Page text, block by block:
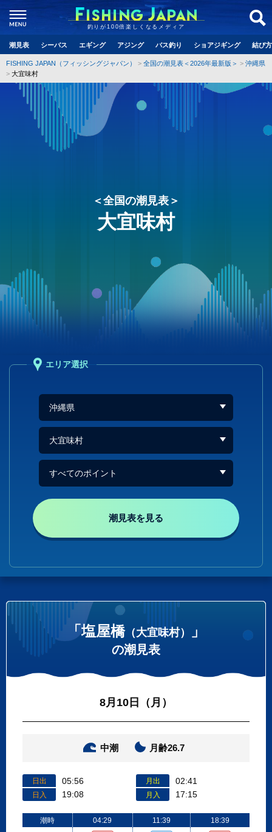
釣りが100倍楽しくなるメディア
潮見表 シーバス エギング アジング バス釣り ショアジギング 結び
FISHING JAPAN（フィッシングジャパン） 全国の潮見表＜2026年最新版＞
沖縄県
大宜味村
＜全国の潮見表＞
大宜味村
エリア選択
潮見表を見る
「塩屋橋（大宜味村） 」
の潮見表
8月10日（月）
中潮 月齢26.7
日出 05:56
日入 19:08
月出 02:41
月入 17:15
潮時 04:29 11:39 18:39